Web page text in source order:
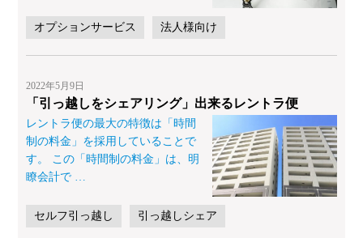
オプションサービス 法人様向け
2022年5月9日
「引っ越しをシェアリング」出来るレントラ便
レントラ便の最大の特徴は「時間
制の料金」を採用していることで
す。 この「時間制の料金」は、明
瞭会計で …
セルフ引っ越し 引っ越しシェア